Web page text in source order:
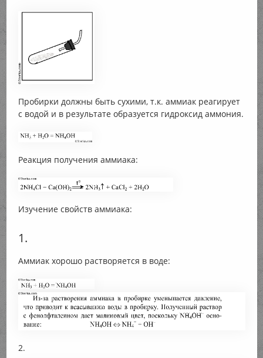
Пробирки должны быть сухими, т.к. аммиак реагирует
с водой и в результате образуется гидроксид аммония.
Реакция получения аммиака:
Изучение свойств аммиака:
1.
Аммиак хорошо растворяется в воде:
2.